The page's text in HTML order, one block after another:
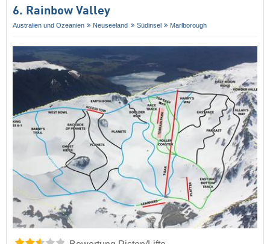
6. Rainbow Valley
Australien und Ozeanien Neuseeland Südinsel Marlborough